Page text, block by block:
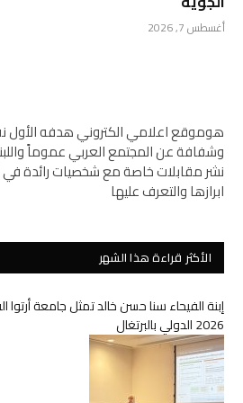
أغسطس 7, 2026
هوموقع اعلامي الكتروني هدفه
وشفافة عن المجتمع العربي عموماً
نشر مقابلات خاصة مع شخصيات رائدة
ابرازها والتعرف عليها
الأكثر قراءة هذا الشهر
2026 الدولي بالبرتغال